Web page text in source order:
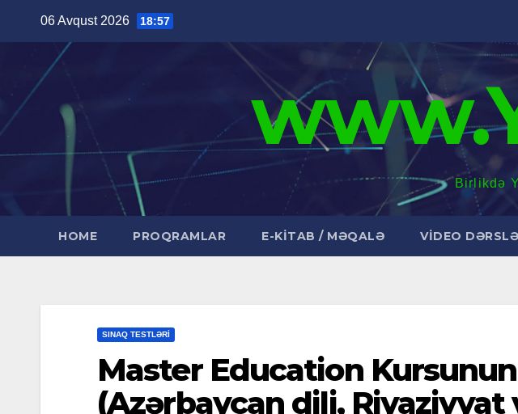
06 Avqust 2026 18:57
Birlikdə
HOME PROQRAMLAR E-KİTAB / MƏQALƏ VİDEO
SINAQ TESTLƏRI
Master Education Kursunun
(Azərbaycan dili, Riyaziyyat